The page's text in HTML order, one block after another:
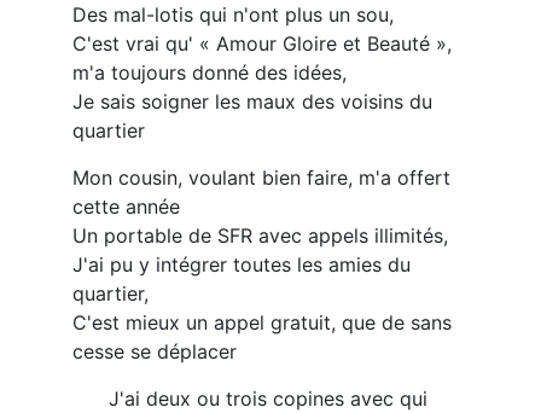
Des mal-lotis qui n'ont plus un sou,
C'est vrai qu' « Amour Gloire et Beauté »,
m'a toujours donné des idées,
Je sais soigner les maux des voisins du
quartier
Mon cousin, voulant bien faire, m'a offert
cette année
Un portable de SFR avec appels illimités,
J'ai pu y intégrer toutes les amies du
quartier,
C'est mieux un appel gratuit, que de sans
cesse se déplacer
J'ai deux ou trois copines avec qui